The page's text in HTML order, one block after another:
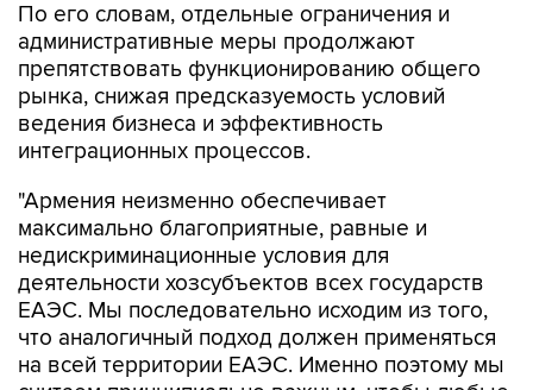
По его словам, отдельные ограничения и
административные меры продолжают
препятствовать функционированию общего
рынка, снижая предсказуемость условий
ведения бизнеса и эффективность
интеграционных процессов.
"Армения неизменно обеспечивает
максимально благоприятные, равные и
недискриминационные условия для
деятельности хозсубъектов всех государств
ЕАЭС. Мы последовательно исходим из того,
что аналогичный подход должен применяться
на всей территории ЕАЭС. Именно поэтому мы